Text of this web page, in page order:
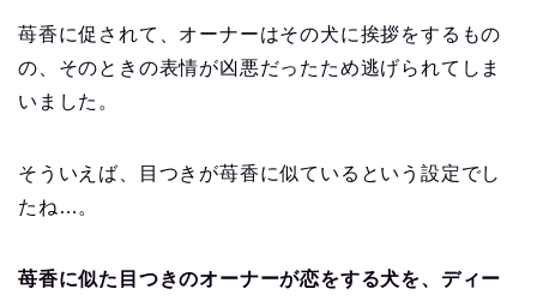
苺香に促されて、オーナーはその犬に挨拶をするもの
の、そのときの表情が凶悪だったため逃げられてしま
いました。
そういえば、目つきが苺香に似ているという設定でし
たね…。
苺香に似た目つきのオーナーが恋をする犬を、ディー